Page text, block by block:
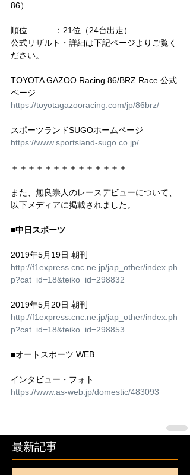
86）
順位　　　 ：21位（24台出走）
公式リザルト・詳細は下記ページよりご覧く
ださい。
TOYOTA GAZOO Racing 86/BRZ Race 公式
ページ
https://toyotagazooracing.com/jp/86brz/
スポーツランドSUGOホームページ
https://www.sportsland-sugo.co.jp/
＋＋＋＋＋＋＋＋＋＋＋＋＋＋
また、無良崇人のレースデビューについて、
以下メディアに掲載されました。
■中日スポーツ
2019年5月19日 朝刊
http://f1express.cnc.ne.jp/jap_other/index.ph
p?cat_id=18&teiko_id=298832
2019年5月20日 朝刊
http://f1express.cnc.ne.jp/jap_other/index.ph
p?cat_id=18&teiko_id=298853
■オートスポーツ WEB
インタビュー・フォト
https://www.as-web.jp/domestic/483093
最新記事